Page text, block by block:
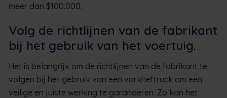
meer dan $100.000.
Volg de richtlijnen van de fabrikant
bij het gebruik van het voertuig.
Het is belangrijk om de richtlijnen van de fabrikant te
volgen bij het gebruik van een vorkheftruck om een
veilige en juiste werking te garanderen. Zo kan het